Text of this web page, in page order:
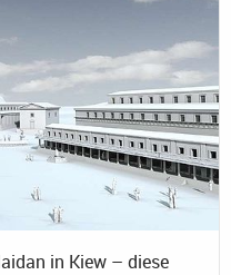
in Kiew – diese